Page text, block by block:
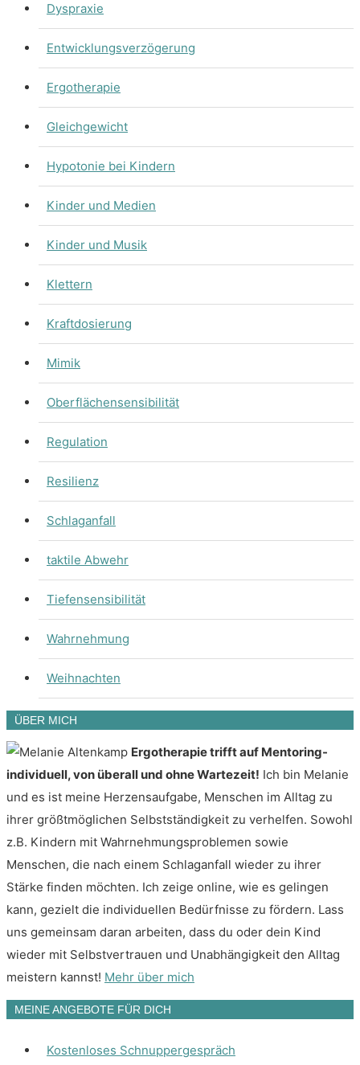
Dyspraxie
Entwicklungsverzögerung
Ergotherapie
Gleichgewicht
Hypotonie bei Kindern
Kinder und Medien
Kinder und Musik
Klettern
Kraftdosierung
Mimik
Oberflächensensibilität
Regulation
Resilienz
Schlaganfall
taktile Abwehr
Tiefensensibilität
Wahrnehmung
Weihnachten
ÜBER MICH
Ergotherapie trifft auf Mentoring-
individuell, von überall und ohne Wartezeit! Ich bin Melanie
und es ist meine Herzensaufgabe, Menschen im Alltag zu
ihrer größtmöglichen Selbstständigkeit zu verhelfen. Sowohl
z.B. Kindern mit Wahrnehmungsproblemen sowie
Menschen, die nach einem Schlaganfall wieder zu ihrer
Stärke finden möchten. Ich zeige online, wie es gelingen
kann, gezielt die individuellen Bedürfnisse zu fördern. Lass
uns gemeinsam daran arbeiten, dass du oder dein Kind
wieder mit Selbstvertrauen und Unabhängigkeit den Alltag
meistern kannst! Mehr über mich
MEINE ANGEBOTE FÜR DICH
Kostenloses Schnuppergespräch